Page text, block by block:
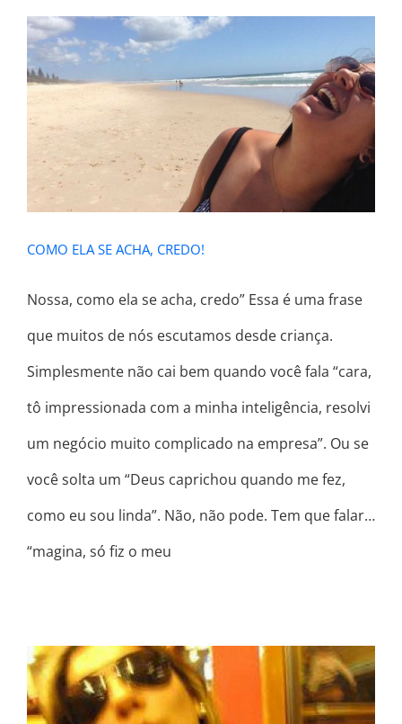
COMO ELA SE ACHA, CREDO!
COMO ELA SE ACHA, CREDO!
Nossa, como ela se acha, credo” Essa é uma frase
que muitos de nós escutamos desde criança.
Simplesmente não cai bem quando você fala “cara,
tô impressionada com a minha inteligência, resolvi
um negócio muito complicado na empresa”. Ou se
você solta um “Deus caprichou quando me fez,
como eu sou linda”. Não, não pode. Tem que falar…
“magina, só fiz o meu